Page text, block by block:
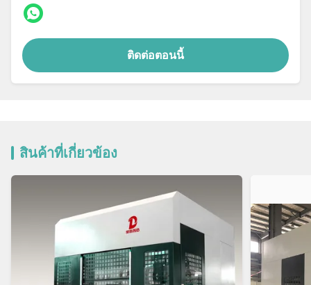
ติดต่อตอนนี้
สินค้าที่เกี่ยวข้อง